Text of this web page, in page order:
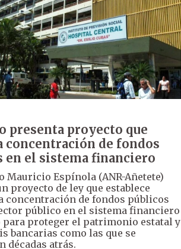
presenta proyecto que
de fondos
en el sistema financiero
Mauricio Espínola (ANR-Añetete)
proyecto de ley que establece
concentración de fondos públicos
público en el sistema financiero
para proteger el patrimonio estatal y
bancarias como las que se
décadas atrás.